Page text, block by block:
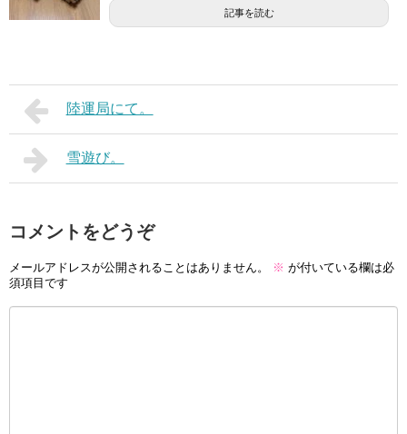
記事を読む
陸運局にて。
雪遊び。
コメントをどうぞ
メールアドレスが公開されることはありません。 ※ が付いている欄は必
須項目です